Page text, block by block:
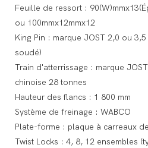
Feuille de ressort :
ou 100mmx12mmx12
King Pin : marque JOST 2,0 ou
soudé)
Train d'atterrissage : marque
chinoise 28 tonnes
Hauteur des flancs : 1 800 mm
Système de freinage : WABCO
Plate-forme : plaque à carreaux
Twist Locks : 4, 8, 12 ensembles